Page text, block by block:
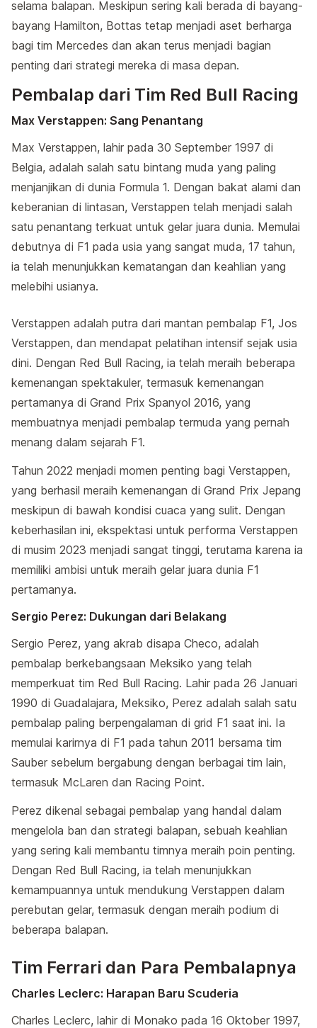
selama balapan. Meskipun sering kali berada di bayang-
bayang Hamilton, Bottas tetap menjadi aset berharga
bagi tim Mercedes dan akan terus menjadi bagian
penting dari strategi mereka di masa depan.
Pembalap dari Tim Red Bull Racing
Max Verstappen: Sang Penantang
Max Verstappen, lahir pada 30 September 1997 di
Belgia, adalah salah satu bintang muda yang paling
menjanjikan di dunia Formula 1. Dengan bakat alami dan
keberanian di lintasan, Verstappen telah menjadi salah
satu penantang terkuat untuk gelar juara dunia. Memulai
debutnya di F1 pada usia yang sangat muda, 17 tahun,
ia telah menunjukkan kematangan dan keahlian yang
melebihi usianya.
Verstappen adalah putra dari mantan pembalap F1, Jos
Verstappen, dan mendapat pelatihan intensif sejak usia
dini. Dengan Red Bull Racing, ia telah meraih beberapa
kemenangan spektakuler, termasuk kemenangan
pertamanya di Grand Prix Spanyol 2016, yang
membuatnya menjadi pembalap termuda yang pernah
menang dalam sejarah F1.
Tahun 2022 menjadi momen penting bagi Verstappen,
yang berhasil meraih kemenangan di Grand Prix Jepang
meskipun di bawah kondisi cuaca yang sulit. Dengan
keberhasilan ini, ekspektasi untuk performa Verstappen
di musim 2023 menjadi sangat tinggi, terutama karena ia
memiliki ambisi untuk meraih gelar juara dunia F1
pertamanya.
Sergio Perez: Dukungan dari Belakang
Sergio Perez, yang akrab disapa Checo, adalah
pembalap berkebangsaan Meksiko yang telah
memperkuat tim Red Bull Racing. Lahir pada 26 Januari
1990 di Guadalajara, Meksiko, Perez adalah salah satu
pembalap paling berpengalaman di grid F1 saat ini. Ia
memulai karirnya di F1 pada tahun 2011 bersama tim
Sauber sebelum bergabung dengan berbagai tim lain,
termasuk McLaren dan Racing Point.
Perez dikenal sebagai pembalap yang handal dalam
mengelola ban dan strategi balapan, sebuah keahlian
yang sering kali membantu timnya meraih poin penting.
Dengan Red Bull Racing, ia telah menunjukkan
kemampuannya untuk mendukung Verstappen dalam
perebutan gelar, termasuk dengan meraih podium di
beberapa balapan.
Tim Ferrari dan Para Pembalapnya
Charles Leclerc: Harapan Baru Scuderia
Charles Leclerc, lahir di Monako pada 16 Oktober 1997,